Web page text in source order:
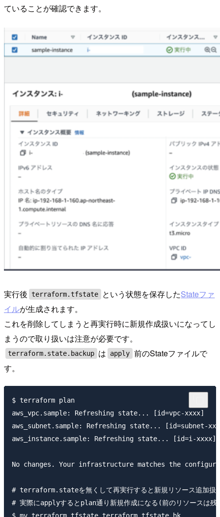
ていることが確認できます。
実行後 terraform.tfstate という状態を保存したStateファ
イルが生成されます。
これを削除してしまうと再実行時に新規作成扱いになってし
まうので取り扱いは注意が必要です。
terraform.state.backup は apply 前のStateファイルで
す。
$ terraform plan
aws_vpc.sample: Refreshing state... [id=vpc-xxxx]
aws_subnet.sample: Refreshing state... [id=subnet-
aws_instance.sample: Refreshing state... [id=i-xxxx]
No changes. Your infrastructure matches the
# terraform.stateを無くして再実行すると新規リソース追加扱
# 実際にapplyするとplan通り新規作成になる(前のリソースは残